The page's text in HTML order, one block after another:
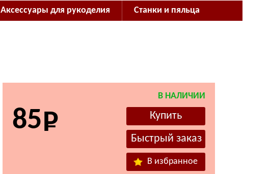
Аксессуары для рукоделия Станки и пяльца
В НАЛИЧИИ
85
В избранное